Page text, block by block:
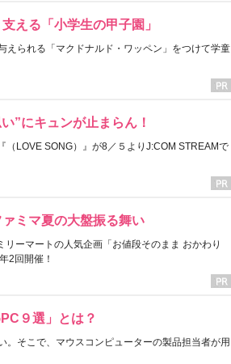
える「小学生の甲子園」
えられる「マクドナルド・ワッペン」をつけて学童
”にキュンが止まらん！
（LOVE SONG）』が8／５よりJ:COM STREAMで
ミマ夏の大盤振る舞い
ーマートの人気企画「お値段そのまま おかわり
2回開催！
９選」とは？
。そこで、マウスコンピューターの製品担当者が用